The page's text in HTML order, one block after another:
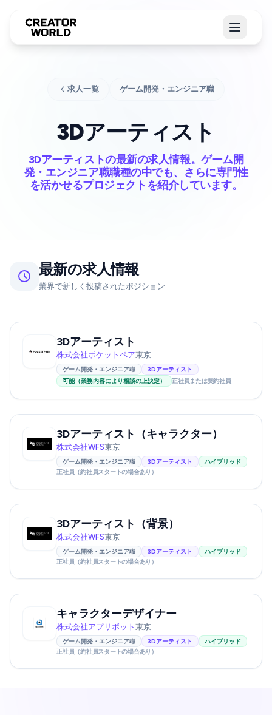
求人一覧 ゲーム開発・エンジニア職
3Dアーティスト
3Dアーティストの最新の求人情報。ゲーム開
発・エンジニア職職種の中でも、さらに専門性
を活かせるプロジェクトを紹介しています。
最新の求人情報
業界で新しく投稿されたポジション
3Dアーティスト
株式会社ポケットペア東京
ゲーム開発・エンジニア職
3Dアーティスト
可能（業務内容により相談の上決定）
正社員または契約社員
3Dアーティスト（キャラクター）
株式会社WFS東京
ゲーム開発・エンジニア職 3Dアーティスト
ハイブリッド
正社員（約社員スタートの場合あり）
3Dアーティスト（背景）
株式会社WFS東京
ゲーム開発・エンジニア職 3Dアーティスト
ハイブリッド
正社員（約社員スタートの場合あり）
キャラクターデザイナー
株式会社アプリボット 東京
ゲーム開発・エンジニア職 3Dアーティスト
ハイブリッド
正社員（約社員スタートの場合あり）